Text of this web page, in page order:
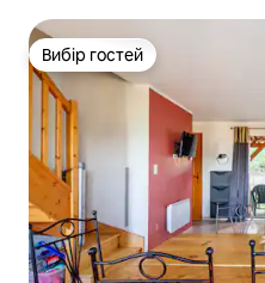
Вибір гостей
Вибір гостей